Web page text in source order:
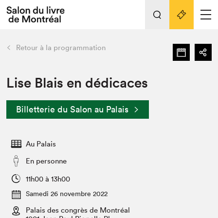
Espace médias
Espace exposant⋅e⋅s
Tout sur l'édition 2022
Actualités
Vidéos et Balados
Club de lecture Braindate
retour Nos activités
Édition 2022
Nous connaître
Projets partenaires 2022
Archives
Liens pratiques
Retour à la programmation
Lise Blais en dédicaces
Billetterie du Salon au Palais
Au Palais
En personne
11h00 à 13h00
Samedi 26 novembre 2022
Palais des congrès de Montréal